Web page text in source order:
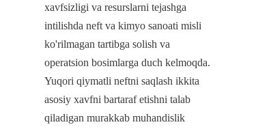
xavfsizligi va resurslarni tejashga
intilishda neft va kimyo sanoati misli
ko'rilmagan tartibga solish va
operatsion bosimlarga duch kelmoqda.
Yuqori qiymatli neftni saqlash ikkita
asosiy xavfni bartaraf etishni talab
qiladigan murakkab muhandislik